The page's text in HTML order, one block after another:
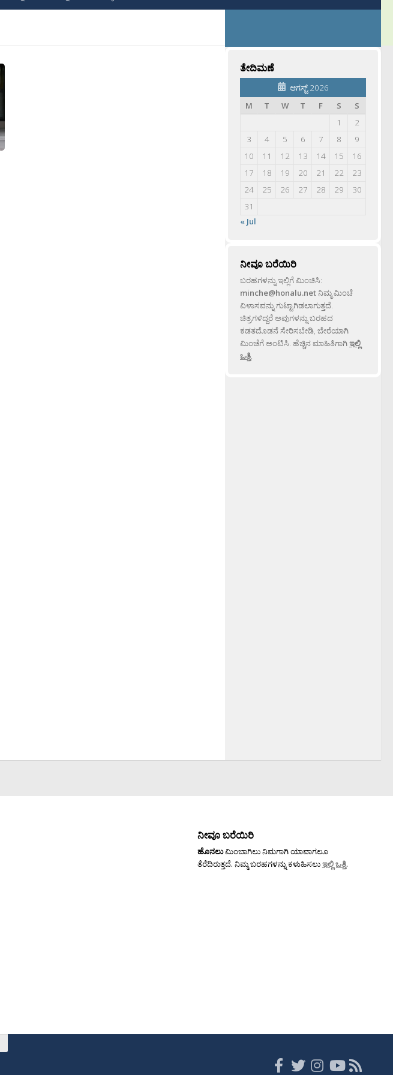
ತೇದಿಮಣೆ
ಆಗಸ್ಟ್ 2026
M
T W T F S
S
1
2
3
4 5 6 7 8
9
10
11 12 13 14 15
16
17
18 19 20 21 22
23
24
25 26 27 28 29
30
31
« Jul
ನೀವೂ ಬರೆಯಿರಿ
ಬರಹಗಳನ್ನು ಇಲ್ಲಿಗೆ ಮಿಂಚಿಸಿ:
minche@honalu.netನಿಮ್ಮ ಮಿಂಚೆ
ವಿಳಾಸವನ್ನು ಗುಟ್ಟಾಗಿಡಲಾಗುತ್ತದೆ.
ಚಿತ್ರಗಳಿದ್ದರೆ ಅವುಗಳನ್ನು ಬರಹದ
ಕಡತದೊಡನೆ ಸೇರಿಸಬೇಡಿ, ಬೇರೆಯಾಗಿ
ಮಿಂಚೆಗೆ ಅಂಟಿಸಿ. ಹೆಚ್ಚಿನ ಮಾಹಿತಿಗಾಗಿಇಲ್ಲಿ
ಒತ್ತಿ.
ನೀವೂ ಬರೆಯಿರಿ
ಹೊನಲುಮಿಂಬಾಗಿಲು ನಿಮಗಾಗಿ ಯಾವಾಗಲೂ
ತೆರೆದಿರುತ್ತದೆ. ನಿಮ್ಮ ಬರಹಗಳನ್ನು ಕಳುಹಿಸಲುಇಲ್ಲಿ ಒತ್ತಿ.